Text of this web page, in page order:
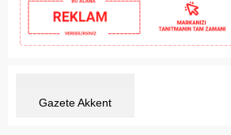
Gazete Akkent